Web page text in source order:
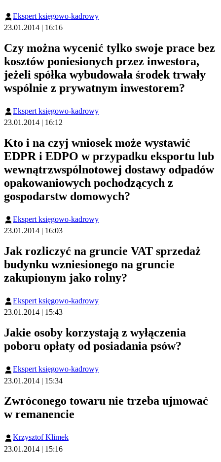
Ekspert księgowo-kadrowy
23.01.2014 | 16:16
Czy można wycenić tylko swoje prace bez
kosztów poniesionych przez inwestora,
jeżeli spółka wybudowała środek trwały
wspólnie z prywatnym inwestorem?
Ekspert księgowo-kadrowy
23.01.2014 | 16:12
Kto i na czyj wniosek może wystawić
EDPR i EDPO w przypadku eksportu lub
wewnątrzwspólnotowej dostawy odpadów
opakowaniowych pochodzących z
gospodarstw domowych?
Ekspert księgowo-kadrowy
23.01.2014 | 16:03
Jak rozliczyć na gruncie VAT sprzedaż
budynku wzniesionego na gruncie
zakupionym jako rolny?
Ekspert księgowo-kadrowy
23.01.2014 | 15:43
Jakie osoby korzystają z wyłączenia
poboru opłaty od posiadania psów?
Ekspert księgowo-kadrowy
23.01.2014 | 15:34
Zwróconego towaru nie trzeba ujmować
w remanencie
Krzysztof Klimek
23.01.2014 | 15:16